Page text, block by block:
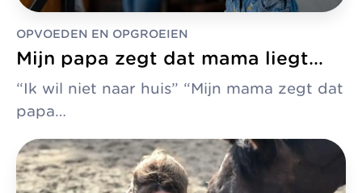
OPVOEDEN EN OPGROEIEN
Mijn papa zegt dat mama liegt…
“Ik wil niet naar huis” “Mijn mama zegt dat
papa…